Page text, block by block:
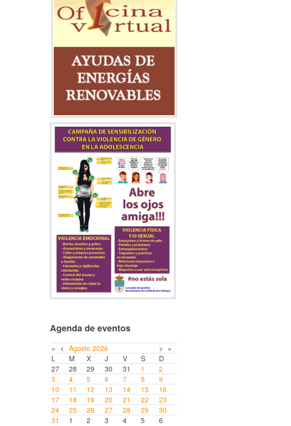
Agenda de eventos
« < Agosto 2026 > »
L
M X J V S
D
27
28 29 30 31 1
2
3
4 5 6 7 8
9
10
11 12 13 14 15
16
17
18 19 20 21 22
23
24
25 26 27 28 29
30
31
1 2 3 4 5 6